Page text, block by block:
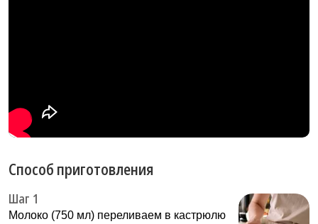
Способ приготовления
Шаг 1
Молоко (750 мл) переливаем в кастрюлю